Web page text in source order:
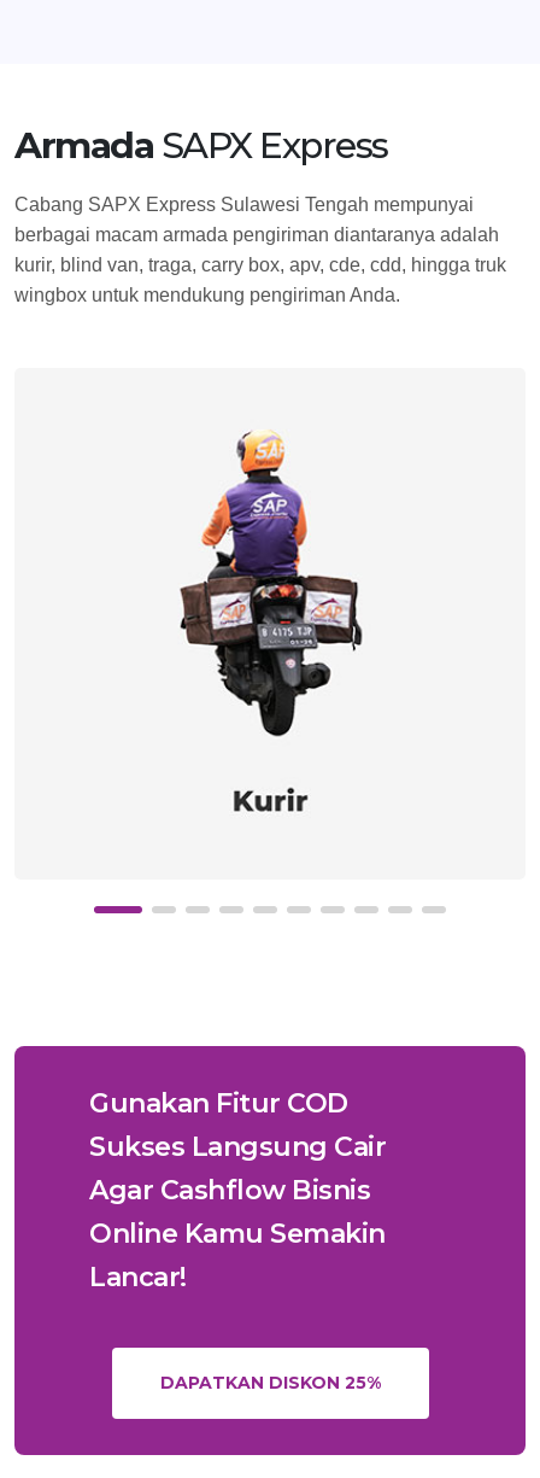
Armada SAPX Express
Cabang SAPX Express Sulawesi Tengah mempunyai
berbagai macam armada pengiriman diantaranya adalah
kurir, blind van, traga, carry box, apv, cde, cdd, hingga truk
wingbox untuk mendukung pengiriman Anda.
Gunakan Fitur COD
Sukses Langsung Cair
Agar Cashflow Bisnis
Online Kamu Semakin
Lancar!
DAPATKAN DISKON 25%